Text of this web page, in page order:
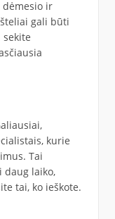
dėmesio ir
gali būti
kurie
Tai
daug laiko,
tai, ko ieškote.